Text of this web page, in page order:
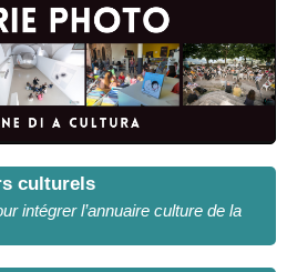
culturels
intégrer l’annuaire culture de la